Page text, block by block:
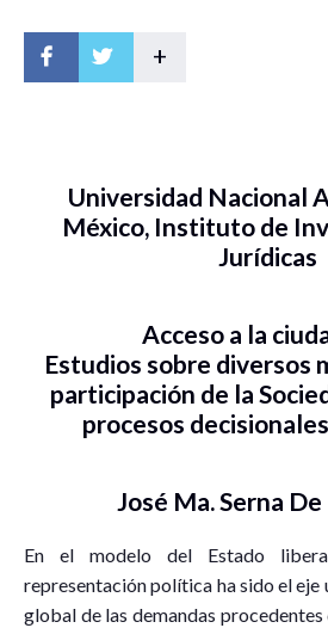
+
Universidad Nacional
México, Instituto de
Jurídicas
Acceso a la
Estudios sobre diversos
participación de la
procesos
José Ma. Serna De
En el modelo del Estado
representación política ha sido el
global de las demandas